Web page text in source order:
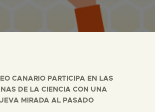
LA VISITA
CANARIO PARTICIPA EN LAS
DE LA CIENCIA CON UNA
MIRADA AL PASADO